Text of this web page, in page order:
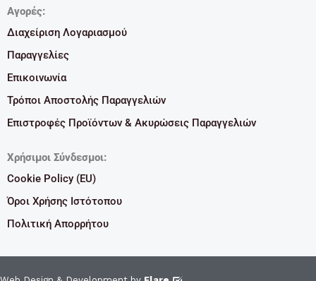
Αγορές:
Διαχείριση Λογαριασμού
Παραγγελίες
Επικοινωνία
Τρόποι Αποστολής Παραγγελιών
Επιστροφές Προϊόντων & Ακυρώσεις Παραγγελιών
Χρήσιμοι Σύνδεσμοι:
Cookie Policy (EU)
Όροι Χρήσης Ιστότοπου
Πολιτική Απορρήτου